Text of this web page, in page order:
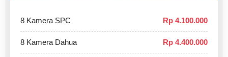
8 Kamera SPC Rp 4.100.000
8 Kamera Dahua Rp 4.400.000